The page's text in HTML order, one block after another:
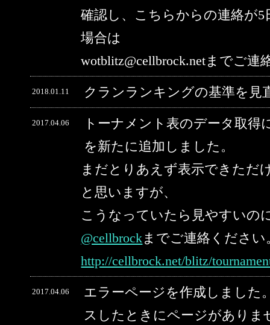
確認し、こちらからの連絡が
場合は
wotblitz@cellbrock.netまでご連
2018.01.11 クランランキングの基準を見
2017.04.06
トーナメント表のデータ取
を新たに追加しました。
まだとりあえず表示できただ
と思いますが、
こうなっていたら見やすいの
@cellbrockまでご連絡ください
http://cellbrock.net/blitz/
2017.04.06
エラーページを作成しました
スしたときにページがありま